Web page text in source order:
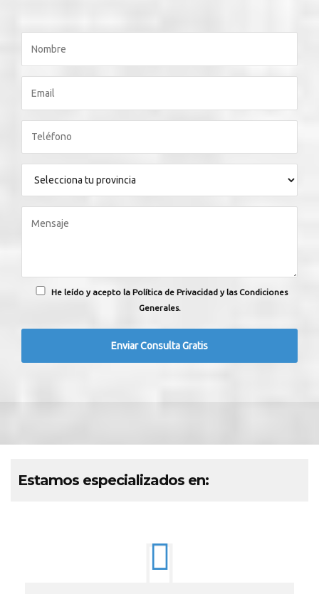
He leído y acepto la Política de Privacidad y las Condiciones
Generales.
Estamos especializados en: